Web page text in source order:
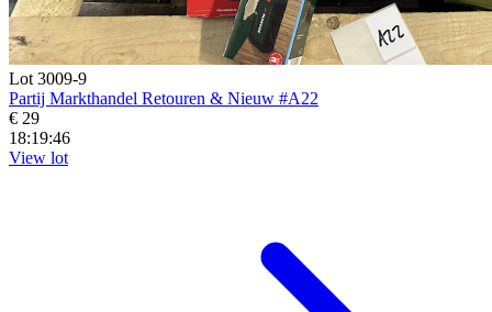
Lot 3009-9
Partij Markthandel Retouren & Nieuw #A22
€ 29
18:19:44
View lot